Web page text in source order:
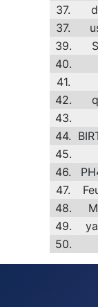
37.
37.
39.
40.
41.
42.
43.
44.
45.
46.
47.
48.
49.
50.